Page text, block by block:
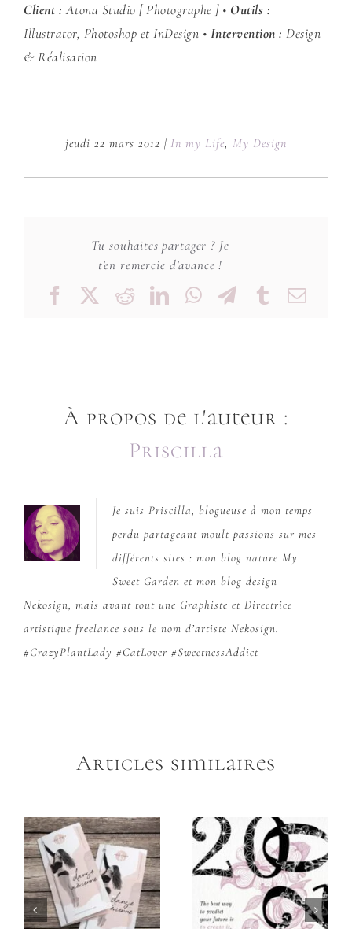
Client : Atona Studio [ Photographe ] • Outils :
Illustrator, Photoshop et InDesign • Intervention : Design
& Réalisation
jeudi 22 mars 2012 | In my Life, My Design
Tu souhaites partager ? Je
t'en remercie d'avance !
FacebookRedditLinkedInWhatsApp
Telegram
Tumblr
À propos de l'auteur :
Priscilla
Je suis Priscilla, blogueuse à mon temps
perdu partageant moult passions sur mes
différents sites : mon blog nature My
Sweet Garden et mon blog design
Nekosign, mais avant tout une Graphiste et Directrice
artistique freelance sous le nom d’artiste Nekosign.
#CrazyPlantLady #CatLover #SweetnessAddict
Articles similaires